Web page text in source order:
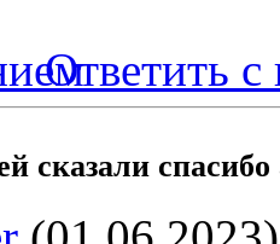
Ответить с
сказали